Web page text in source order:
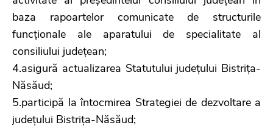
baza rapoartelor comunicate de structurile
funcționale ale aparatului de specialitate al
consiliului județean;
4.asigură actualizarea Statutului județului Bistrița-
Năsăud;
5.participă la întocmirea Strategiei de dezvoltare a
județului Bistrița-Năsăud;